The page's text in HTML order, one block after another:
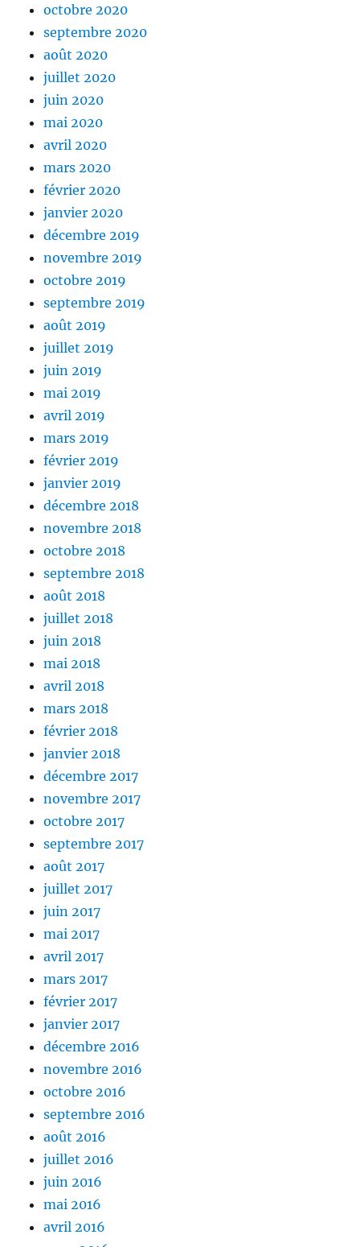
octobre 2020
septembre 2020
août 2020
juillet 2020
juin 2020
mai 2020
avril 2020
mars 2020
février 2020
janvier 2020
décembre 2019
novembre 2019
octobre 2019
septembre 2019
août 2019
juillet 2019
juin 2019
mai 2019
avril 2019
mars 2019
février 2019
janvier 2019
décembre 2018
novembre 2018
octobre 2018
septembre 2018
août 2018
juillet 2018
juin 2018
mai 2018
avril 2018
mars 2018
février 2018
janvier 2018
décembre 2017
novembre 2017
octobre 2017
septembre 2017
août 2017
juillet 2017
juin 2017
mai 2017
avril 2017
mars 2017
février 2017
janvier 2017
décembre 2016
novembre 2016
octobre 2016
septembre 2016
août 2016
juillet 2016
juin 2016
mai 2016
avril 2016